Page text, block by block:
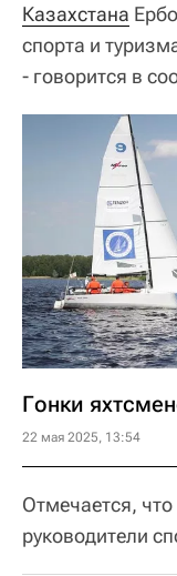
Казахстана
спорта и
- говорится в
Гонки
22 мая 2025, 13:54
Отмечается,
руководители